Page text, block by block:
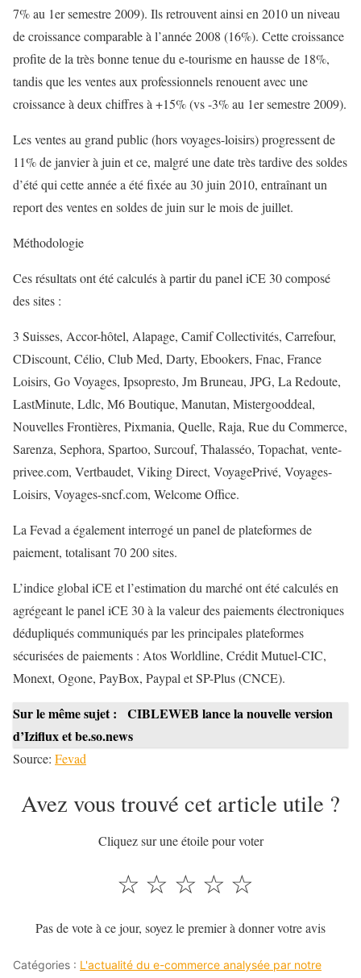
7% au 1er semestre 2009). Ils retrouvent ainsi en 2010 un niveau
de croissance comparable à l’année 2008 (16%). Cette croissance
profite de la très bonne tenue du e-tourisme en hausse de 18%,
tandis que les ventes aux professionnels renouent avec une
croissance à deux chiffres à +15% (vs -3% au 1er semestre 2009).
Les ventes au grand public (hors voyages-loisirs) progressent de
11% de janvier à juin et ce, malgré une date très tardive des soldes
d’été qui cette année a été fixée au 30 juin 2010, entraînant un
report des ventes en soldes de juin sur le mois de juillet.
Méthodologie
Ces résultats ont été calculés à partir du panel iCE 30 composé
des sites :
3 Suisses, Accor-hôtel, Alapage, Camif Collectivités, Carrefour,
CDiscount, Célio, Club Med, Darty, Ebookers, Fnac, France
Loisirs, Go Voyages, Ipsopresto, Jm Bruneau, JPG, La Redoute,
LastMinute, Ldlc, M6 Boutique, Manutan, Mistergooddeal,
Nouvelles Frontières, Pixmania, Quelle, Raja, Rue du Commerce,
Sarenza, Sephora, Spartoo, Surcouf, Thalasséo, Topachat, vente-
privee.com, Vertbaudet, Viking Direct, VoyagePrivé, Voyages-
Loisirs, Voyages-sncf.com, Welcome Office.
La Fevad a également interrogé un panel de plateformes de
paiement, totalisant 70 200 sites.
L’indice global iCE et l’estimation du marché ont été calculés en
agrégeant le panel iCE 30 à la valeur des paiements électroniques
dédupliqués communiqués par les principales plateformes
sécurisées de paiements : Atos Worldline, Crédit Mutuel-CIC,
Monext, Ogone, PayBox, Paypal et SP-Plus (CNCE).
Sur le même sujet :
CIBLEWEB lance la nouvelle version
d’Iziflux et be.so.news
Source: Fevad
Avez vous trouvé cet article utile ?
Cliquez sur une étoile pour voter
☆
☆
☆
☆
☆
Pas de vote à ce jour, soyez le premier à donner votre avis
Catégories : L'actualité du e-commerce analysée par notre